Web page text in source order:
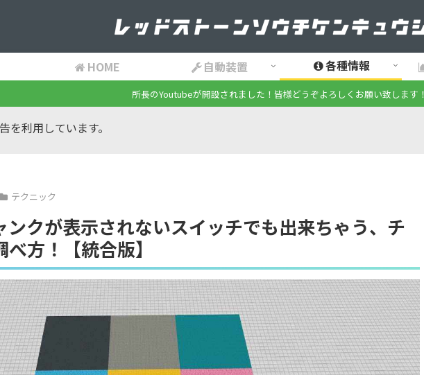
HOME 自動装置 各種情報
所長のYoutubeが開設されました！皆様どうぞよろしくお願い致します！
利用しています。
テクニック
ンクが表示されないスイッチでも出来ちゃう、チ
方！【統合版】